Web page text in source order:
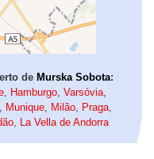
de Murska Sobota:
Hamburgo Varsóvia
Munique Milão Praga
La Vella de Andorra